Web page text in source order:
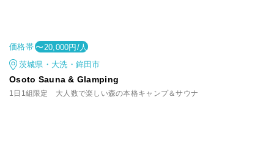
価格帯 〜20,000円/人
茨城県・大洗・鉾田市
Osoto Sauna & Glamping
1日1組限定 大人数で楽しい森の本格キャンプ＆サウナ